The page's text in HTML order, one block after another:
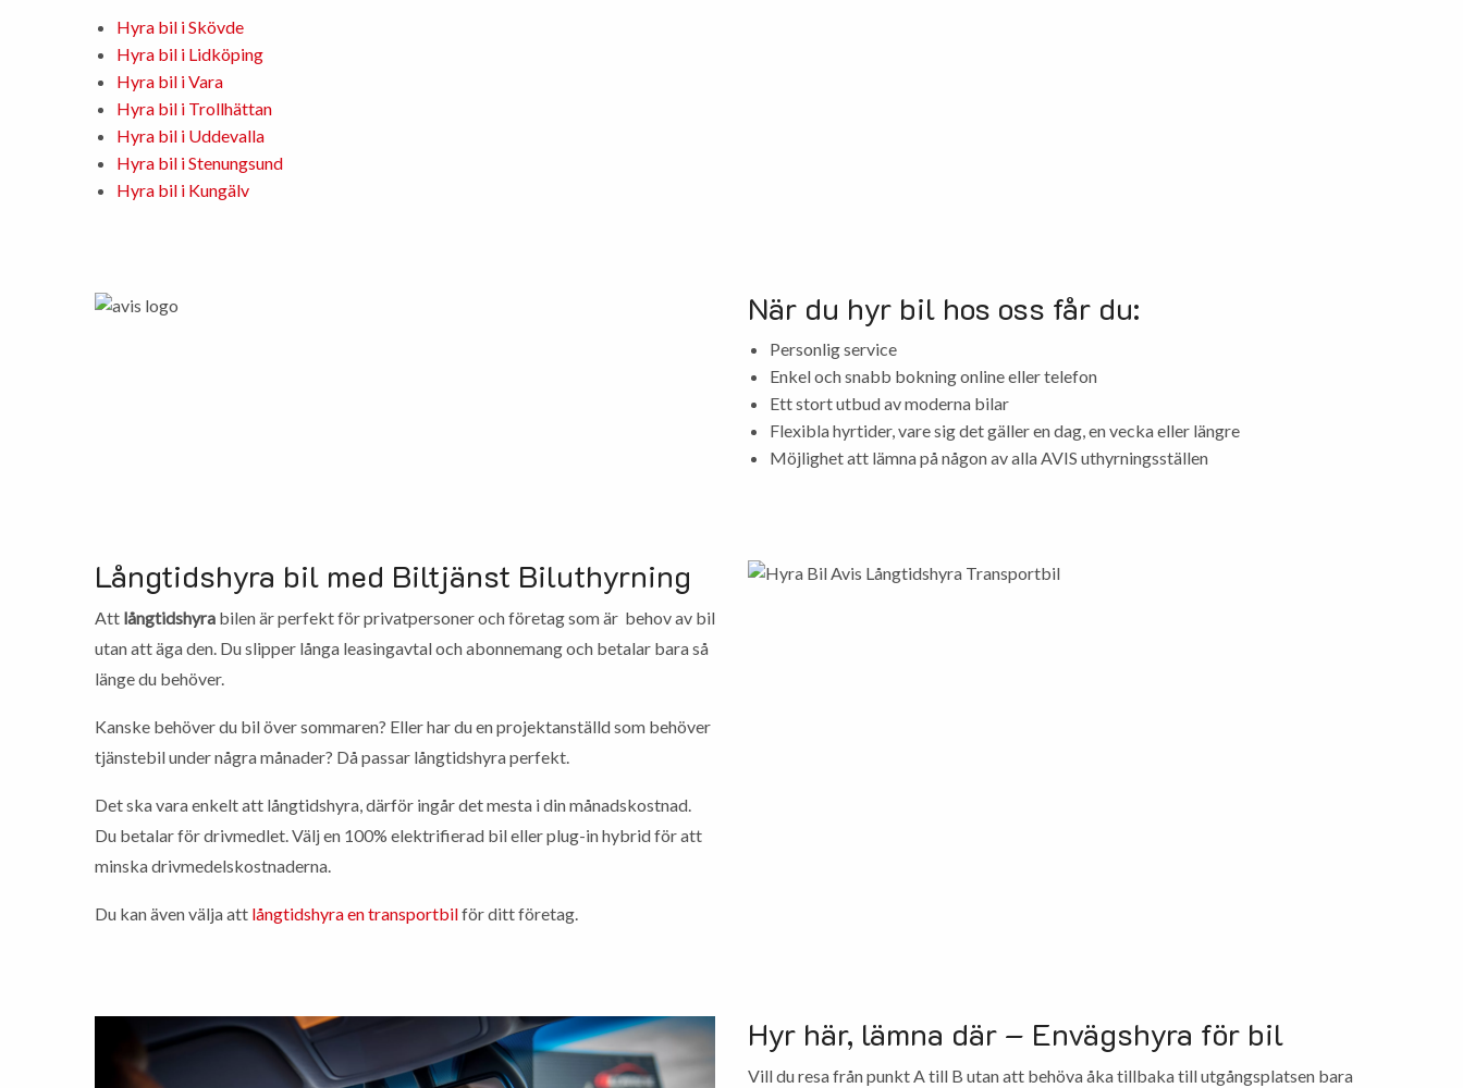
Hyra bil i Skövde
Hyra bil i Lidköping
Hyra bil i Vara
Hyra bil i Trollhättan
Hyra bil i Uddevalla
Hyra bil i Stenungsund
Hyra bil i Kungälv
När du hyr bil hos oss får du:
Personlig service
Enkel och snabb bokning online eller telefon
Ett stort utbud av moderna bilar
Flexibla hyrtider, vare sig det gäller en dag, en vecka eller längre
Möjlighet att lämna på någon av alla AVIS uthyrningsställen
Långtidshyra bil med Biltjänst Biluthyrning
Att långtidshyra bilen är perfekt för privatpersoner och företag som är behov av bil
utan att äga den. Du slipper långa leasingavtal och abonnemang och betalar bara så
länge du behöver.
Kanske behöver du bil över sommaren? Eller har du en projektanställd som behöver
tjänstebil under några månader? Då passar långtidshyra perfekt.
Det ska vara enkelt att långtidshyra, därför ingår det mesta i din månadskostnad.
Du betalar för drivmedlet. Välj en 100% elektrifierad bil eller plug-in hybrid för att
minska drivmedelskostnaderna.
Du kan även välja att långtidshyra en transportbilför ditt företag.
Hyr här, lämna där – Envägshyra för bil
Vill du resa från punkt A till B utan att behöva åka tillbaka till utgångsplatsen bara